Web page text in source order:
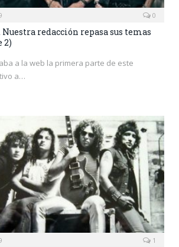
0
Nuestra redacción repasa sus temas
2)
a la web la primera parte de este
a…
1